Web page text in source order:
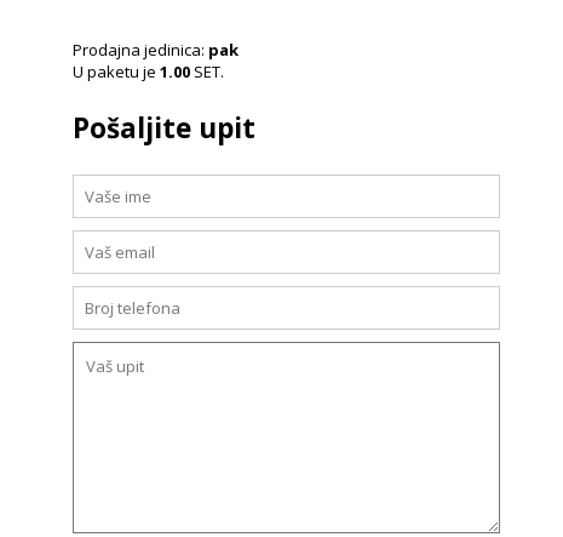
Prodajna jedinica: pak
U paketu je1.00 SET.
Pošaljite upit